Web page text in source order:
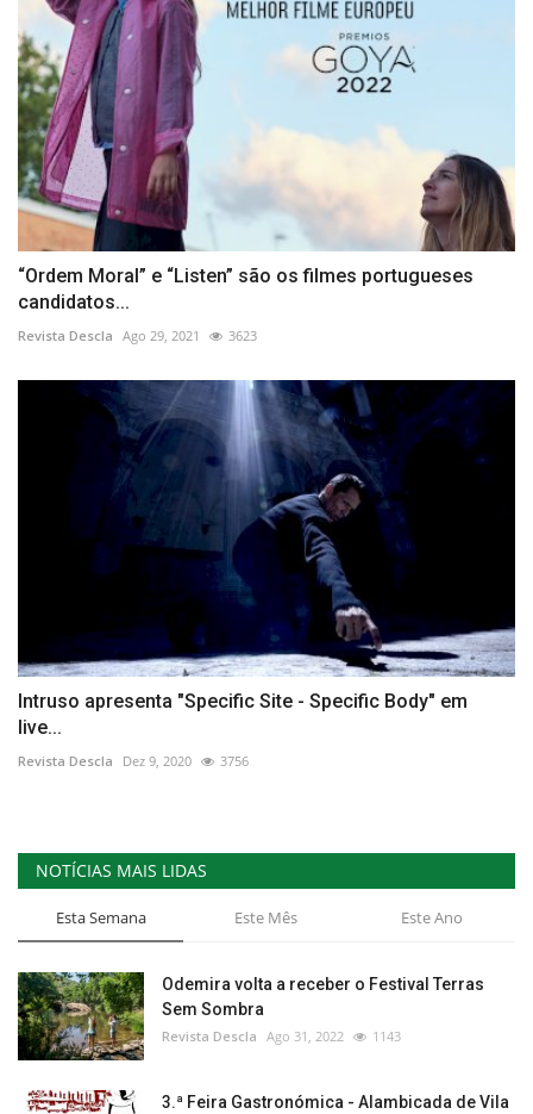
“Ordem Moral” e “Listen” são os filmes portugueses
candidatos...
Revista Descla Ago 29, 2021 3623
Intruso apresenta "Specific Site - Specific Body" em
live...
Revista Descla Dez 9, 2020 3756
NOTÍCIAS MAIS LIDAS
Esta Semana Este Mês Este Ano
Odemira volta a receber o Festival Terras
Sem Sombra
Revista Descla Ago 31, 2022 1143
3.ª Feira Gastronómica - Alambicada de Vila